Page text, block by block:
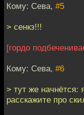
Кому: Сева, #5
> сенкз!!!
[гордо
Кому: Сева, #6
> тут же начнётся:
расскажите про